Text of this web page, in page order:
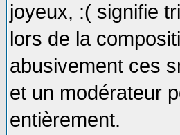
joyeux, :( signifie
lors de la
abusivement ces
et un modérateur
entièrement.